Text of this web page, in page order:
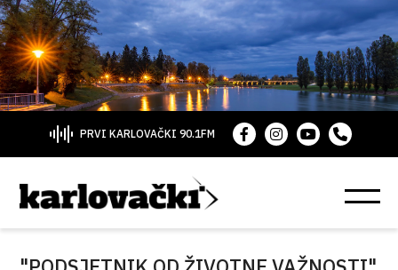
PRVI KARLOVAČKI 90.1FM